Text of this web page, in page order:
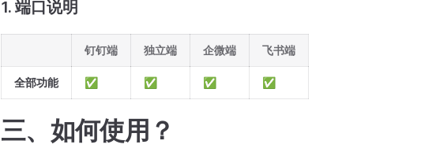
1. 端口说明
钉钉端 独立端 企微端 飞书端
全部功能 ✅ ✅ ✅ ✅
三、如何使用？